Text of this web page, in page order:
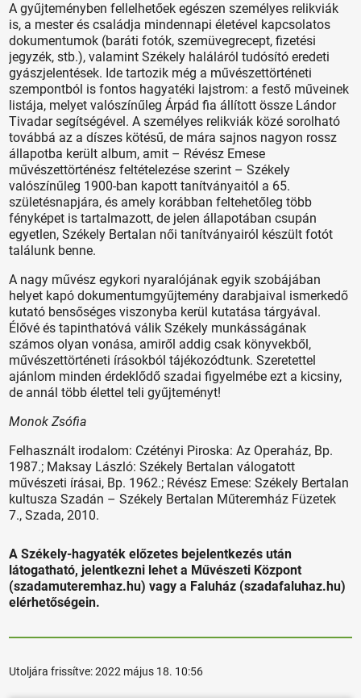
A gyűjteményben fellelhetőek egészen személyes relikviák
is, a mester és családja mindennapi életével kapcsolatos
dokumentumok (baráti fotók, szemüvegrecept, fizetési
jegyzék, stb.), valamint Székely haláláról tudósító eredeti
gyászjelentések. Ide tartozik még a művészettörténeti
szempontból is fontos hagyatéki lajstrom: a festő műveinek
listája, melyet valószínűleg Árpád fia állított össze Lándor
Tivadar segítségével. A személyes relikviák közé sorolható
továbbá az a díszes kötésű, de mára sajnos nagyon rossz
állapotba került album, amit – Révész Emese
művészettörténész feltételezése szerint – Székely
valószínűleg 1900-ban kapott tanítványaitól a 65.
születésnapjára, és amely korábban feltehetőleg több
fényképet is tartalmazott, de jelen állapotában csupán
egyetlen, Székely Bertalan női tanítványairól készült fotót
találunk benne.
A nagy művész egykori nyaralójának egyik szobájában
helyet kapó dokumentumgyűjtemény darabjaival ismerkedő
kutató bensőséges viszonyba kerül kutatása tárgyával.
Élővé és tapinthatóvá válik Székely munkásságának
számos olyan vonása, amiről addig csak könyvekből,
művészettörténeti írásokból tájékozódtunk. Szeretettel
ajánlom minden érdeklődő szadai figyelmébe ezt a kicsiny,
de annál több élettel teli gyűjteményt!
Monok Zsófia
Felhasznált irodalom: Czétényi Piroska: Az Operaház, Bp.
1987.; Maksay László: Székely Bertalan válogatott
művészeti írásai, Bp. 1962.; Révész Emese: Székely Bertalan
kultusza Szadán – Székely Bertalan Műteremház Füzetek
7., Szada, 2010.
A Székely-hagyaték előzetes bejelentkezés után
látogatható, jelentkezni lehet a Művészeti Központ
(szadamuteremhaz.hu) vagy a Faluház (szadafaluhaz.hu)
elérhetőségein.
Utoljára frissítve:2022 május 18. 10:56